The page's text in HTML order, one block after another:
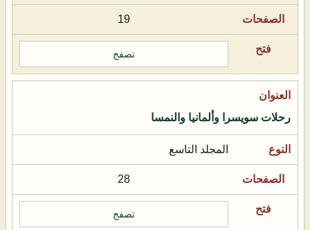
19
تصفح
رحلات سويسرا وألمانيا والنمسا
المجلد التاسع
28
تصفح